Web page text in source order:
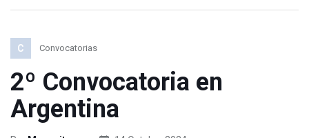
C Convocatorias
2º Convocatoria en
Argentina